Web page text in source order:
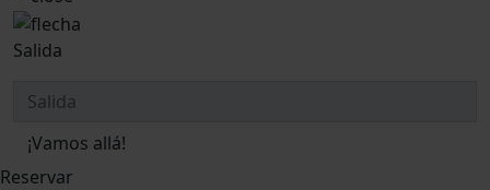
Salida
¡Vamos allá!
Reservar